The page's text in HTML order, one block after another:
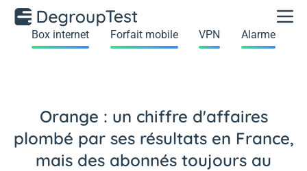
Box internet Forfait mobile VPN Alarme
Orange : un chiffre d'affaires
plombé par ses résultats en France,
mais des abonnés toujours au